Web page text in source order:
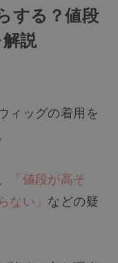
する？値段
説
ィッグの着用を
「値段が高そ
い」 などの疑